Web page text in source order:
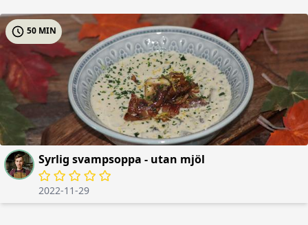
Syrlig svampsoppa - utan mjöl
2022-11-29
50 MIN